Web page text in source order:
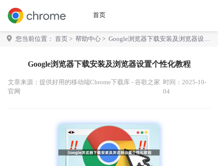
首页
您当前位置： 首页 > 帮助中心 > Google浏览器下载安装及浏览器设置
Google浏览器下载安装及浏览器设置个性化教程
文章来源： 提供好用的移动端Chrome下载库 - 谷歌之家
官网
时间：2025-10-
04